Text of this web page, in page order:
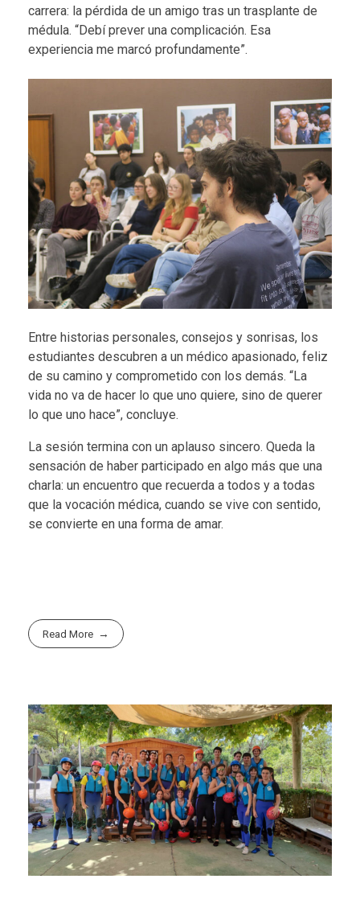
carrera: la pérdida de un amigo tras un trasplante de
médula. “Debí prever una complicación. Esa
experiencia me marcó profundamente”.
Entre historias personales, consejos y sonrisas, los
estudiantes descubren a un médico apasionado, feliz
de su camino y comprometido con los demás. “La
vida no va de hacer lo que uno quiere, sino de querer
lo que uno hace”, concluye.
La sesión termina con un aplauso sincero. Queda la
sensación de haber participado en algo más que una
charla: un encuentro que recuerda a todos y a todas
que la vocación médica, cuando se vive con sentido,
se convierte en una forma de amar.
Read More